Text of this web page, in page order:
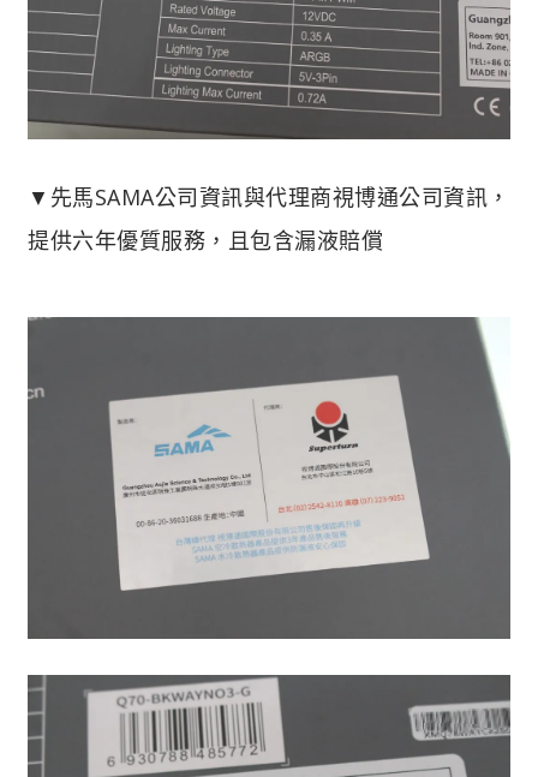
▼先馬SAMA公司資訊與代理商視博通公司資訊，
提供六年優質服務，且包含漏液賠償